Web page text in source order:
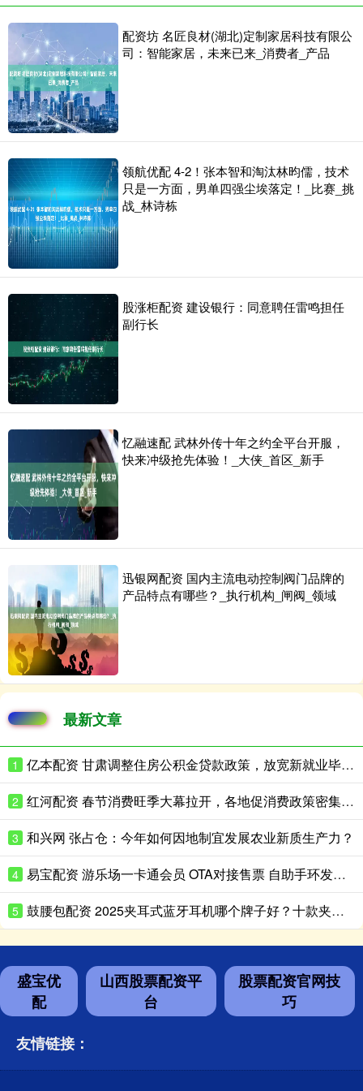
配资坊 名匠良材(湖北)定制家居科技有限公
司：智能家居，未来已来_消费者_产品
领航优配 4-2！张本智和淘汰林昀儒，技术
只是一方面，男单四强尘埃落定！_比赛_挑
战_林诗栋
股涨柜配资 建设银行：同意聘任雷鸣担任
副行长
忆融速配 武林外传十年之约全平台开服，
快来冲级抢先体验！_大侠_首区_新手
迅银网配资 国内主流电动控制阀门品牌的
产品特点有哪些？_执行机构_闸阀_领域
最新文章
1 亿本配资 甘肃调整住房公积金贷款政策，放宽新就业毕业生贷款条件
2 红河配资 春节消费旺季大幕拉开，各地促消费政策密集出台，为全年消费市场“开门红”注入强劲动力
3 和兴网 张占仓：今年如何因地制宜发展农业新质生产力？
4 易宝配资 游乐场一卡通会员 OTA对接售票 自助手环发放机计时南宁
5 鼓腰包配资 2025夹耳式蓝牙耳机哪个牌子好？十款夹耳式耳机推荐测评
盛宝优
配
山西股票配资平
台
股票配资官网技
巧
友情链接：